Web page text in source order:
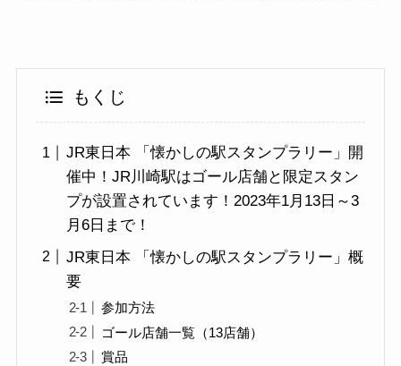
もくじ
JR東日本 「懐かしの駅スタンプラリー」開
催中！JR川崎駅はゴール店舗と限定スタン
プが設置されています！2023年1月13日～3
月6日まで！
JR東日本 「懐かしの駅スタンプラリー」概
要
参加方法
ゴール店舗一覧（13店舗）
賞品